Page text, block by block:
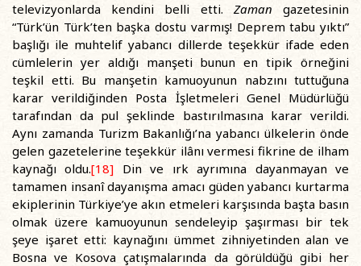
televizyonlarda kendini belli etti. Zaman gazetesinin
“Türk’ün Türk’ten başka dostu varmış! Deprem tabu yıktı”
başlığı ile muhtelif yabancı dillerde teşekkür ifade eden
cümlelerin yer aldığı manşeti bunun en tipik örneğini
teşkil etti. Bu manşetin kamuoyunun nabzını tuttuğuna
karar verildiğinden Posta İşletmeleri Genel Müdürlüğü
tarafından da pul şeklinde bastırılmasına karar verildi.
Aynı zamanda Turizm Bakanlığı’na yabancı ülkelerin önde
gelen gazetelerine teşekkür ilânı vermesi fikrine de ilham
kaynağı oldu.[18] Din ve ırk ayrımına dayanmayan ve
tamamen insanî dayanışma amacı güden yabancı kurtarma
ekiplerinin Türkiye’ye akın etmeleri karşısında başta basın
olmak üzere kamuoyunun sendeleyip şaşırması bir tek
şeye işaret etti: kaynağını ümmet zihniyetinden alan ve
Bosna ve Kosova çatışmalarında da görüldüğü gibi her